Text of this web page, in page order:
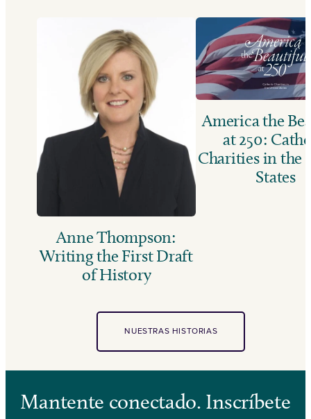
Anne Thompson:
Writing the First Draft
of History
America the
at 250:
Charities in the
States
NUESTRAS HISTORIAS
Mantente conectado. Inscríbete